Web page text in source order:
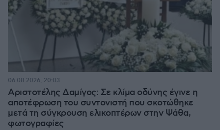
Αριστοτέλης Δαμίγος: Σε κλίμα οδύνης έγινε η
αποτέφρωση του συντονιστή που σκοτώθηκε
μετά τη σύγκρουση ελικοπτέρων στην Ψάθα,
φωτογραφίες
06.08.2026, 20:03